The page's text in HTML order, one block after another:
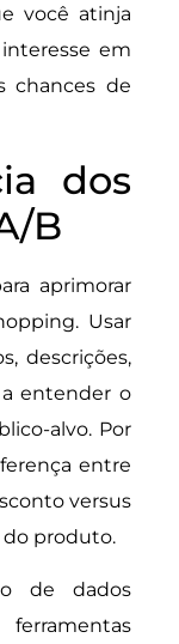
você atinja
em
chances de
dos
B
aprimorar
Usar
descrições,
entender o
alvo. Por
entre
versus
do produto.
de dados